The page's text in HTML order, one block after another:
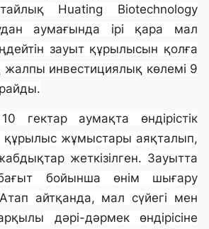
Huating Biotechnology
аумағында ірі қара мал
зауыт құрылысын қолға
инвестициялық көлемі 9
гектар аумақта өндірістік
құрылыс жұмыстары аяқталып,
жеткізілген. Зауытта
бойынша өнім шығару
айтқанда, мал сүйегі мен
дәрі-дәрмек өндірісіне